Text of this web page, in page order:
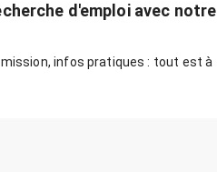
d'emploi avec notre
infos pratiques : tout est à